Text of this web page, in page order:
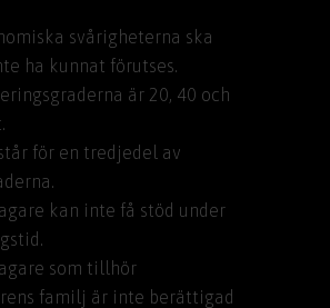
svårigheterna ska
ha kunnat förutses.
är 20, 40 och
för en tredjedel av
kan inte få stöd under
som tillhör
familj är inte berättigad